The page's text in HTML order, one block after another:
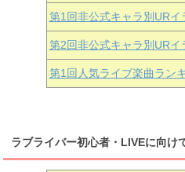
第1回非公式キャラ別UR
第2回非公式キャラ別UR
第1回人気ライブ楽曲ラン
ラブライバー初心者・LIVEに向け